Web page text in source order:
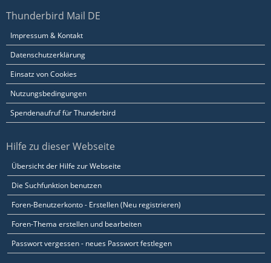
Thunderbird Mail DE
Impressum & Kontakt
Datenschutzerklärung
Einsatz von Cookies
Nutzungsbedingungen
Spendenaufruf für Thunderbird
Hilfe zu dieser Webseite
Übersicht der Hilfe zur Webseite
Die Suchfunktion benutzen
Foren-Benutzerkonto - Erstellen (Neu registrieren)
Foren-Thema erstellen und bearbeiten
Passwort vergessen - neues Passwort festlegen